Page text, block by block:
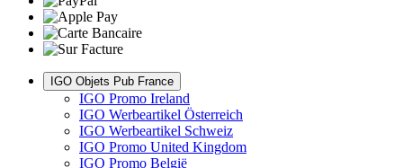
IGO Objets Pub France
IGO Promo Ireland
IGO Werbeartikel Österreich
IGO Werbeartikel Schweiz
IGO Promo United Kingdom
IGO Promo België